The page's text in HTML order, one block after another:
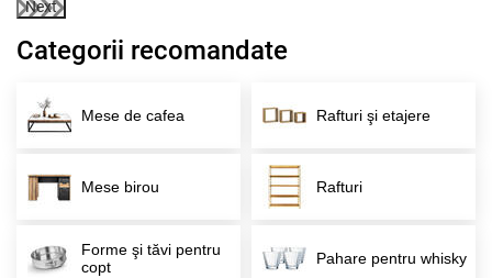
Next
Categorii recomandate
Mese de cafea Rafturi şi etajere
Mese birou Rafturi
Forme şi tăvi pentru
copt
Pahare pentru whisky